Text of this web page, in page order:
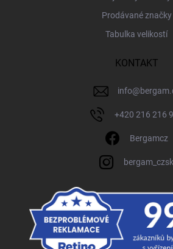
Prodávané značky
Tabulka velikostí
KONTAKT
info@
+420 216 216
Bergamcz
bergam_czsk